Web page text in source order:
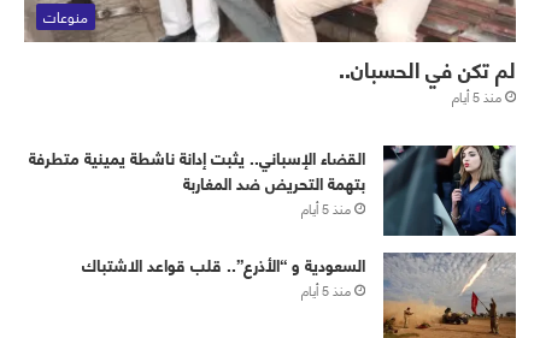
منوعات
لم تكن في الحسبان..
منذ 5 أيام
القضاء الإسباني.. يثبت إدانة ناشطة يمينية متطرفة
بتهمة التحريض ضد المغاربة
منذ 5 أيام
‏⁧‫السعودية‬⁩ و “الأذرع”.. قلب قواعد الاشتباك
منذ 5 أيام